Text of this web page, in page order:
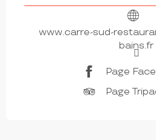
www.carre-sud-
bains.fr
Page
Page